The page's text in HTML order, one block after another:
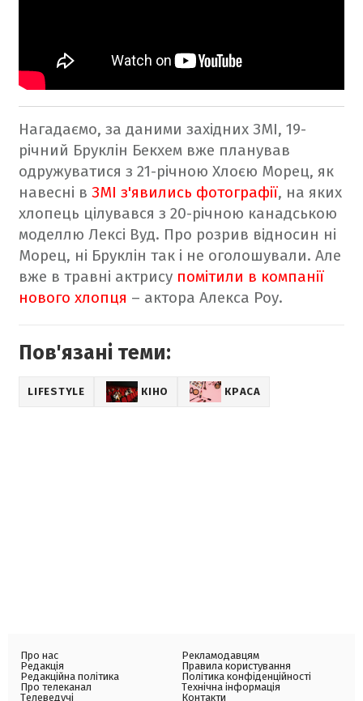
Нагадаємо, за даними західних ЗМІ, 19-
річний Бруклін Бекхем вже планував
одружуватися з 21-річною Хлоєю Морец, як
навесні в ЗМІ з'явились фотографії, на яких
хлопець цілувався з 20-річною канадською
моделлю Лексі Вуд. Про розрив відносин ні
Морец, ні Бруклін так і не оголошували. Але
вже в травні актрису помітили в компанії
нового хлопця – актора Алекса Роу.
Пов'язані теми:
LIFESTYLE КІНО КРАСА
Про нас
Редакція
Редакційна політика
Про телеканал
Телеведучі
Рекламодавцям
Правила користування
Політика конфіденційності
Технічна інформація
Контакти